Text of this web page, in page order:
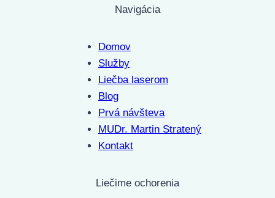
Navigácia
Domov
Služby
Liečba laserom
Blog
Prvá návšteva
MUDr. Martin Stratený
Kontakt
Liečime ochorenia